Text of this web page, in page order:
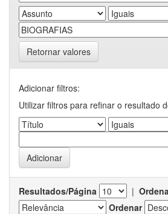
Retornar valores
Adicionar filtros:
Utilizar filtros para refinar o resultado
Resultados/Página |
Ordenar